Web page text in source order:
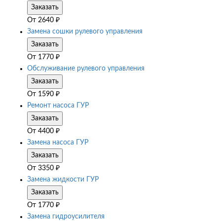
Заказать
От 2640 ₽
Замена сошки рулевого управления
Заказать
От 1770 ₽
Обслуживание рулевого управления
Заказать
От 1590 ₽
Ремонт насоса ГУР
Заказать
От 4400 ₽
Замена насоса ГУР
Заказать
От 3350 ₽
Замена жидкости ГУР
Заказать
От 1770 ₽
Замена гидроусилителя